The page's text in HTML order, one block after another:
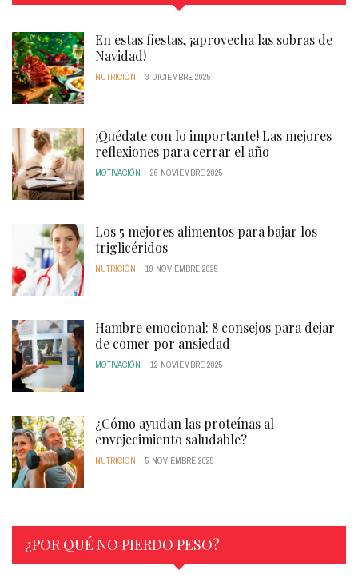
En estas fiestas, ¡aprovecha las sobras de
Navidad!
NUTRICIÓN 3 DICIEMBRE 2025
¡Quédate con lo importante! Las mejores
reflexiones para cerrar el año
MOTIVACIÓN 26 NOVIEMBRE 2025
Los 5 mejores alimentos para bajar los
triglicéridos
NUTRICIÓN 19 NOVIEMBRE 2025
Hambre emocional: 8 consejos para dejar
de comer por ansiedad
MOTIVACIÓN 12 NOVIEMBRE 2025
¿Cómo ayudan las proteínas al
envejecimiento saludable?
NUTRICIÓN 5 NOVIEMBRE 2025
¿POR QUÉ NO PIERDO PESO?